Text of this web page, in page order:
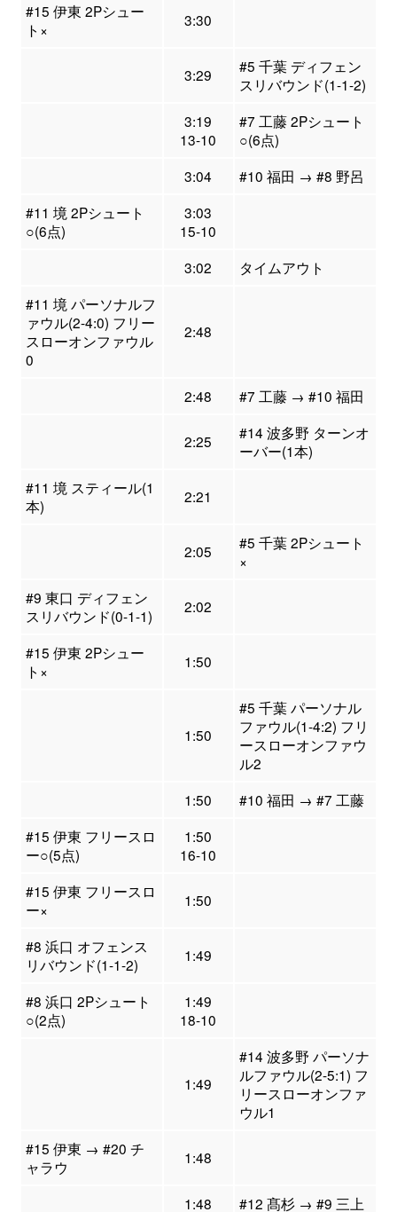
#15 伊東 2Pシュー
ト×
3:30
3:29
#5 千葉 ディフェン
スリバウンド(1-1-2)
3:19
13-10
#7 工藤 2Pシュート
○(6点)
3:04
#10 福田 → #8 野呂
#11 境 2Pシュート
○(6点)
3:03
15-10
3:02
タイムアウト
#11 境 パーソナルフ
ァウル(2-4:0) フリー
スローオンファウル
0
2:48
2:48 #7 工藤 → #10 福田
2:25
#14 波多野 ターンオ
ーバー(1本)
#11 境 スティール(1
本)
2:21
2:05
#5 千葉 2Pシュート
×
#9 東口 ディフェン
スリバウンド(0-1-1)
2:02
#15 伊東 2Pシュー
ト×
1:50
1:50
#5 千葉 パーソナル
ファウル(1-4:2) フリ
ースローオンファウ
ル2
1:50
#10 福田 → #7 工藤
#15 伊東 フリースロ
ー○(5点)
1:50
16-10
#15 伊東 フリースロ
ー×
1:50
#8 浜口 オフェンス
リバウンド(1-1-2)
1:49
#8 浜口 2Pシュート
○(2点)
1:49
18-10
1:49
#14 波多野 パーソナ
ルファウル(2-5:1) フ
リースローオンファ
ウル1
#15 伊東 → #20 チ
ャラウ
1:48
1:48 #12 髙杉 → #9 三上